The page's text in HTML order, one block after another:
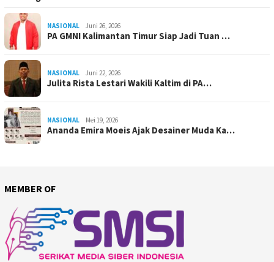
NASIONAL Juni 26, 2026
PA GMNI Kalimantan Timur Siap Jadi Tuan …
NASIONAL Juni 22, 2026
Julita Rista Lestari Wakili Kaltim di PA…
NASIONAL Mei 19, 2026
Ananda Emira Moeis Ajak Desainer Muda Ka…
MEMBER OF